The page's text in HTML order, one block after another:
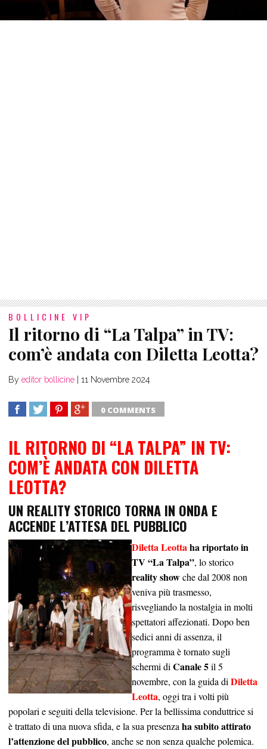
BOLLICINE VIP
Il ritorno di “La Talpa” in TV:
com’è andata con Diletta Leotta?
By editor bollicine 11 Novembre 2024
0 COMMENTS
IL RITORNO DI “LA TALPA” IN TV:
COM’È ANDATA CON DILETTA
LEOTTA?
UN REALITY STORICO TORNA IN ONDA E
ACCENDE L’ATTESA DEL PUBBLICO
Diletta Leottaha riportato in
TV “La Talpa”, lo storico
reality showche dal 2008 non
veniva più trasmesso,
risvegliando la nostalgia in molti
spettatori affezionati. Dopo ben
sedici anni di assenza, il
programma è tornato sugli
schermi diCanale 5il 5
novembre, con la guida diDiletta
Leotta, oggi tra i volti più
popolari e seguiti della televisione. Per la bellissima conduttrice si
è trattato di una nuova sfida, e la sua presenzaha subito attirato
l’attenzione del pubblico, anche se non senza qualche polemica.